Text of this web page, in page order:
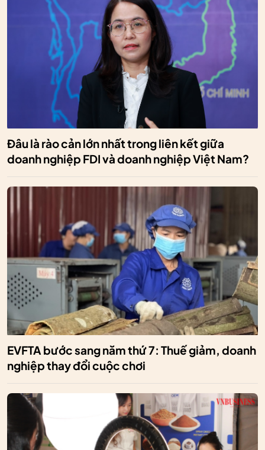
Đâu là rào cản lớn nhất trong liên kết giữa
doanh nghiệp FDI và doanh nghiệp Việt Nam?
EVFTA bước sang năm thứ 7: Thuế giảm, doanh
nghiệp thay đổi cuộc chơi